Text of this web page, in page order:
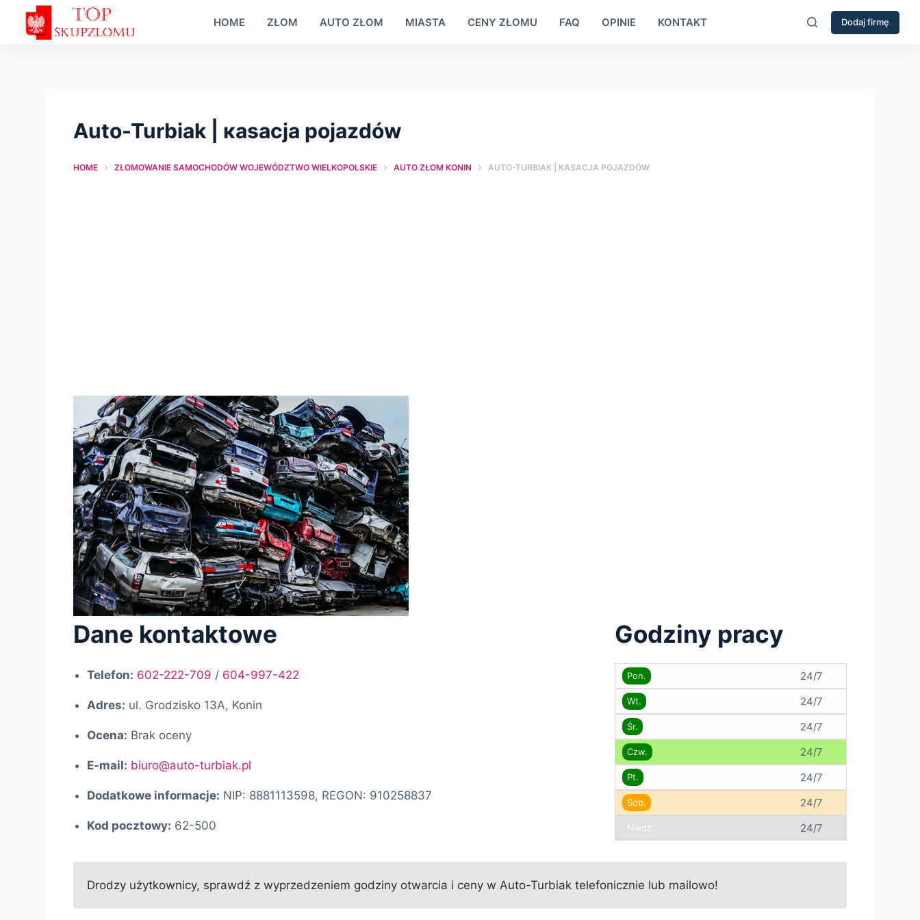
HOME ZŁOM AUTO ZŁOM MIASTA CENY ZŁOMU FAQ OPINIE KONTAKT Dodaj firmę
Auto-Turbiak | кasacja pojazdów
HOME ZŁOMOWANIE SAMOCHODÓW WOJEWÓDZTWO WIELKOPOLSKIE AUTO ZŁOM KONIN AUTO-TURBIAK | КASACJA POJAZDÓW
Dane kontaktowe
Telefon: 602-222-709 / 604-997-422
Adres: ul. Grodzisko 13A, Konin
Ocena: Brak oceny
E-mail: biuro@auto-turbiak.pl
Dodatkowe informacje: NIP: 8881113598, REGON: 910258837
Kod pocztowy: 62-500
Godziny pracy
Pon. 24/7
Wt. 24/7
Śr. 24/7
Czw. 24/7
Pt. 24/7
Sob. 24/7
Niedz. 24/7
Drodzy użytkownicy, sprawdź z wyprzedzeniem godziny otwarcia i ceny w Auto-Turbiak telefonicznie lub mailowo!